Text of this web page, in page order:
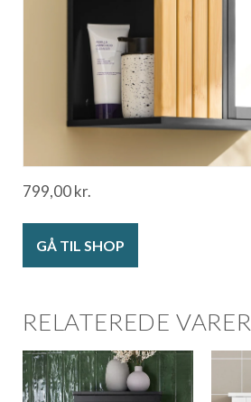
799,00kr.
GÅ TIL SHOP
RELATEREDE VARER